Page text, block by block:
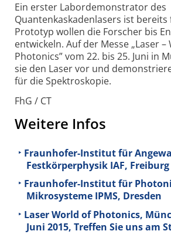
Ein erster Labordemonstrator des
Quantenkaskadenlasers ist bereits
Prototyp wollen die Forscher bis
entwickeln. Auf der Messe „Laser
Photonics” vom 22. bis 25. Juni in
sie den Laser vor und
für die Spektroskopie.
FhG / CT
Weitere Infos
Fraunhofer-Institut für
Festkörperphysik IAF, Freiburg
Fraunhofer-Institut für
Mikrosysteme IPMS, Dresden
Laser World of Photonics,
Juni 2015, Treffen Sie uns am